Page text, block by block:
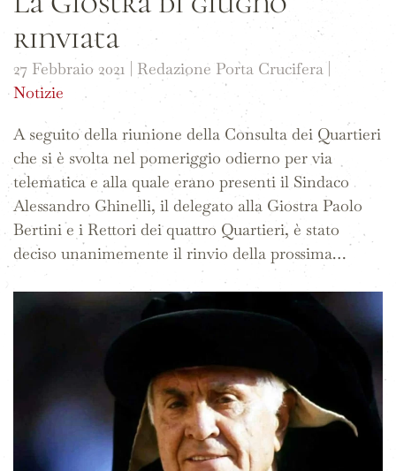
rinviata
27 Febbraio 2021 | Redazione Porta Crucifera |
Notizie
A seguito della riunione della Consulta dei Quartieri
che si è svolta nel pomeriggio odierno per via
telematica e alla quale erano presenti il Sindaco
Alessandro Ghinelli, il delegato alla Giostra Paolo
Bertini e i Rettori dei quattro Quartieri, è stato
deciso unanimemente il rinvio della prossima…